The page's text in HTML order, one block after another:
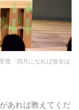
「四月になれば彼女は
あれば教えてくだ